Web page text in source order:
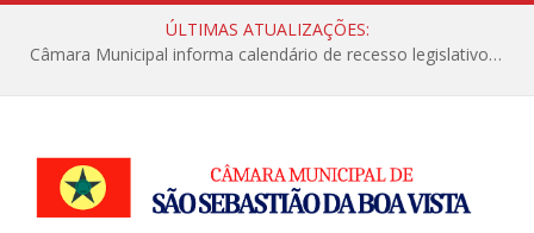
ÚLTIMAS ATUALIZAÇÕES:
Câmara Municipal informa calendário de recesso legislativo de julho